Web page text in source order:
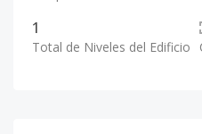
1
Total de Niveles del Edificio